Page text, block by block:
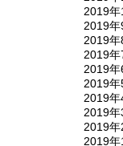
2019年
2019年
2019年
2019年
2019年
2019年
2019年
2019年
2019年
2019年